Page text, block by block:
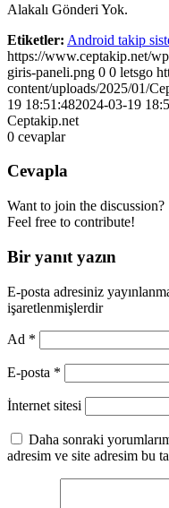
Alakalı Gönderi Yok.
Etiketler: Android takip
https://www.ceptakip.net/
giris-paneli.png 0 0 letsgo
content/uploads/2025/01/
19 18:51:482024-03-19
Ceptakip.net
0 cevaplar
Cevapla
Want to join the discussion?
Feel free to contribute!
Bir yanıt yazın
E-posta adresiniz
işaretlenmişlerdir
Ad *
E-posta *
İnternet sitesi
Daha sonraki
adresim ve site adresim bu